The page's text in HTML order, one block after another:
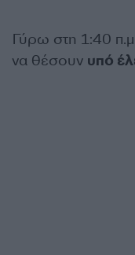
Γύρω στη 1:40
να θέσουν υπό